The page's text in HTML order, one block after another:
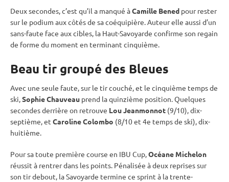
Deux secondes, c’est qu’il a manqué àCamille Bened pour rester
sur le podium aux côtés de sa coéquipière. Auteur elle aussi d’un
sans-faute face aux cibles, la Haut-Savoyarde confirme son regain
de forme du moment en terminant cinquième.
Beau tir groupé des Bleues
Avec une seule faute, sur le tircouché, et le cinquième temps de
ski,Sophie Chauveau prend la quinzième position. Quelques
secondes derrière on retrouve Lou Jeanmonnot (9/10), dix-
septième, et Caroline Colombo (8/10 et 4e temps de ski), dix-
huitième.
Pour sa toute première course en IBU Cup,Océane Michelon
réussit à rentrer dans les points. Pénalisée à deux reprises sur
son tirdebout, la Savoyarde termine ce sprint à la trente-